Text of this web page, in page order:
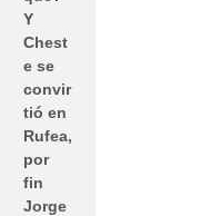
Y
Chest
e se
convir
tió en
Rufea,
por
fin
Jorge